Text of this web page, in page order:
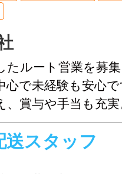
たルート営業を募
心で未経験も安心
、賞与や手当も充
試食案内）も募集
味を広めるやりが
送スタッフ